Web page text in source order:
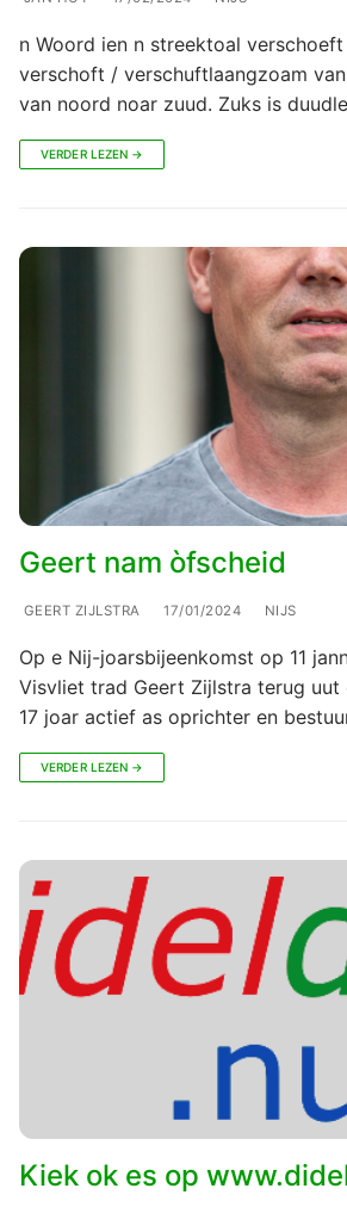
n Woord ien n streektoal
verschoft / verschuftlaangzoam
van noord noar zuud. Zuks is
VERDER LEZEN →
Geert nam òfscheid
GEERT ZIJLSTRA 17/01/2024 NIJS
Op e Nij-joarsbijeenkomst op 11
Visvliet trad Geert Zijlstra terug uut
17 joar actief as oprichter en
VERDER LEZEN →
Kiek ok es op